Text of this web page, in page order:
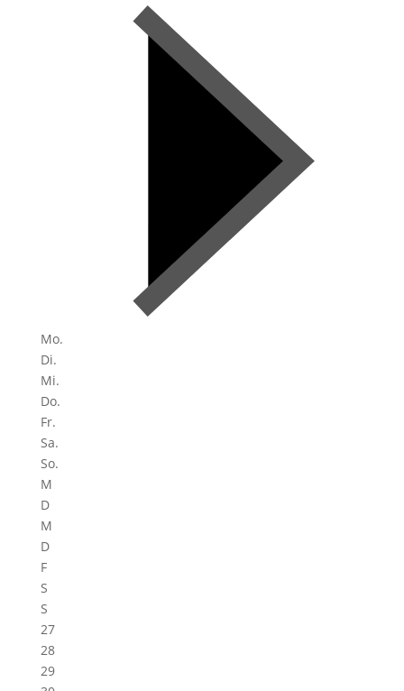
Mo.
Di.
Mi.
Do.
Fr.
Sa.
So.
M
D
M
D
F
S
S
27
28
29